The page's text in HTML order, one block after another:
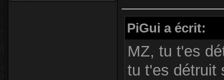
PiGui a écrit:
MZ, tu t'es
tu t'es détruit